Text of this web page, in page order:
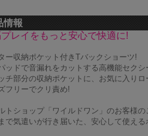
情報
レイをもっと安心で快適に!
ー収納ポケット付きTバックショーツ!
ッドで音漏れをカットする高機能セクシ
チ部分の収納ポケットに、お気に入りロ
フリーでクリ責め!
トショップ「ワイルドワン」のお客様
で気遣いが行き届いた、安心して使える